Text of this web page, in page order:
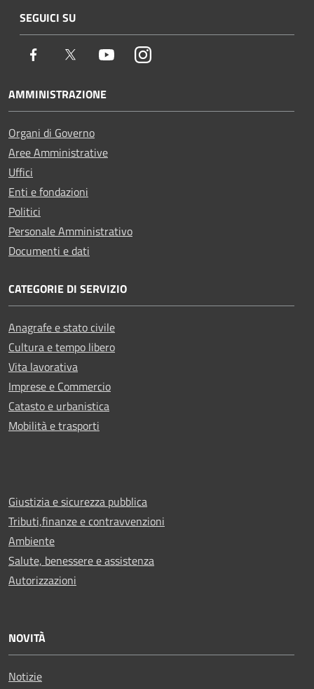
SEGUICI SU
Facebook Twitter YoutubeInstagram
AMMINISTRAZIONE
Organi di Governo
Aree Amministrative
Uffici
Enti e fondazioni
Politici
Personale Amministrativo
Documenti e dati
CATEGORIE DI SERVIZIO
Anagrafe e stato civile
Cultura e tempo libero
Vita lavorativa
Imprese e Commercio
Catasto e urbanistica
Mobilità e trasporti
Giustizia e sicurezza pubblica
Tributi,finanze e contravvenzioni
Ambiente
Salute, benessere e assistenza
Autorizzazioni
NOVITÀ
Notizie